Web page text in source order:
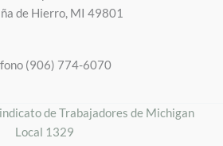
de Hierro, MI 49801
(906) 774-6070
de Trabajadores de Michigan
Local 1329